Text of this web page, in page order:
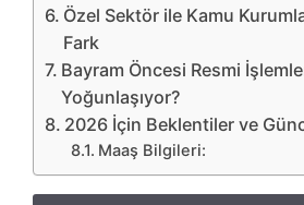
Özel Sektör ile Kamu
Fark
Bayram Öncesi Resmi
Yoğunlaşıyor?
2026 İçin Beklentiler ve
Maaş Bilgileri: